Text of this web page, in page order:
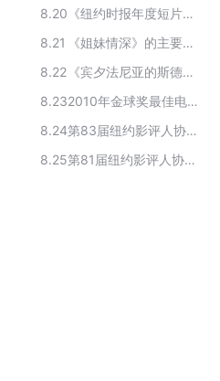
8.20
《纽约时报年度短片2017》的主要演员
8.21
《姐妹情深》的主要演员
8.22
《宾夕法尼亚的斯德哥尔摩》的主要演员
8.23
2010年金球奖最佳电影女主角
8.24
第83届纽约影评人协会奖获奖人物
8.25
第81届纽约影评人协会奖获奖人物